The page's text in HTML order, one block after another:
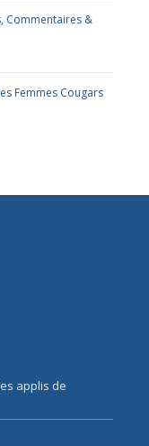
Commentaires &
Femmes Cougars
applis de